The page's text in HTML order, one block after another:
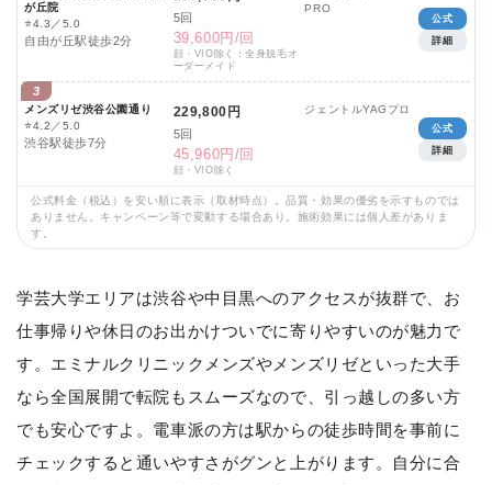
が丘院
⭐4.3／5.0
自由が丘駅徒歩2分
5回
39,600円/回
顔・VIO除く：全身脱毛オ
ーダーメイド
PRO
公式
詳細
3
メンズリゼ渋谷公園通り
⭐4.2／5.0
渋谷駅徒歩7分
229,800円
5回
45,960円/回
顔・VIO除く
ジェントルYAGプロ
公式
詳細
公式料金（税込）を安い順に表示（取材時点）。品質・効果の優劣を示すものでは
ありません。キャンペーン等で変動する場合あり。施術効果には個人差がありま
す。
学芸大学エリアは渋谷や中目黒へのアクセスが抜群で、お
仕事帰りや休日のお出かけついでに寄りやすいのが魅力で
す。エミナルクリニックメンズやメンズリゼといった大手
なら全国展開で転院もスムーズなので、引っ越しの多い方
でも安心ですよ。電車派の方は駅からの徒歩時間を事前に
チェックすると通いやすさがグンと上がります。自分に合